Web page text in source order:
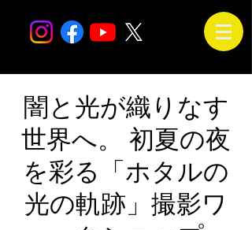
闇と光が織りなす
世界へ。 初夏の夜
を彩る「ホタルの
光の軌跡」撮影ワ